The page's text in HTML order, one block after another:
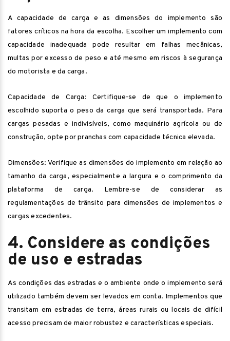
A capacidade de carga e as dimensões do implemento são
fatores críticos na hora da escolha. Escolher um implemento com
capacidade inadequada pode resultar em falhas mecânicas,
multas por excesso de peso e até mesmo em riscos à segurança
do motorista e da carga.
Capacidade de Carga: Certifique-se de que o implemento
escolhido suporta o peso da carga que será transportada. Para
cargas pesadas e indivisíveis, como maquinário agrícola ou de
construção, opte por pranchas com capacidade técnica elevada.
Dimensões: Verifique as dimensões do implemento em relação ao
tamanho da carga, especialmente a largura e o comprimento da
plataforma de carga. Lembre-se de considerar as
regulamentações de trânsito para dimensões de implementos e
cargas excedentes.
4. Considere as condições
de uso e estradas
As condições das estradas e o ambiente onde o implemento será
utilizado também devem ser levados em conta. Implementos que
transitam em estradas de terra, áreas rurais ou locais de difícil
acesso precisam de maior robustez e características especiais.